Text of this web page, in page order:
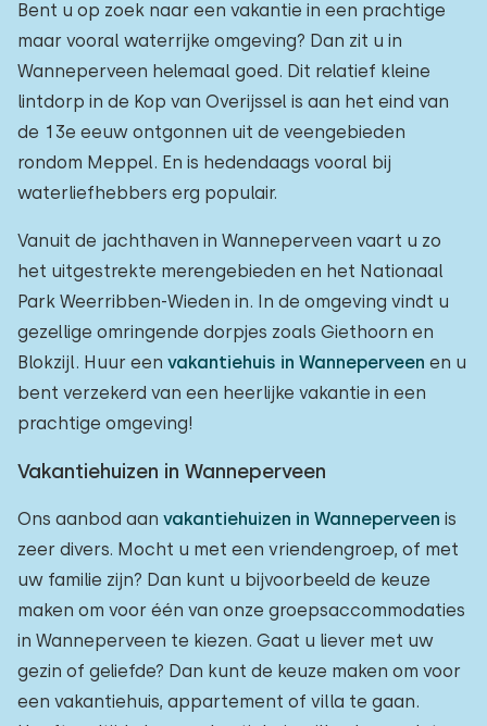
Bent u op zoek naar een vakantie in een prachtige
maar vooral waterrijke omgeving? Dan zit u in
Wanneperveen helemaal goed. Dit relatief kleine
lintdorp in de Kop van Overijssel is aan het eind van
de 13e eeuw ontgonnen uit de veengebieden
rondom Meppel. En is hedendaags vooral bij
waterliefhebbers erg populair.
Vanuit de jachthaven in Wanneperveen vaart u zo
het uitgestrekte merengebieden en het Nationaal
Park Weerribben-Wieden in. In de omgeving vindt u
gezellige omringende dorpjes zoals Giethoorn en
Blokzijl. Huur een vakantiehuis in Wanneperveen en u
bent verzekerd van een heerlijke vakantie in een
prachtige omgeving!
Vakantiehuizen in Wanneperveen
Ons aanbod aan vakantiehuizen in Wanneperveen is
zeer divers. Mocht u met een vriendengroep, of met
uw familie zijn? Dan kunt u bijvoorbeeld de keuze
maken om voor één van onze groepsaccommodaties
in Wanneperveen te kiezen. Gaat u liever met uw
gezin of geliefde? Dan kunt de keuze maken om voor
een vakantiehuis, appartement of villa te gaan.